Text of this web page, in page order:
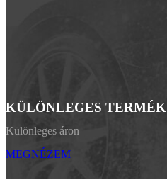
KÜLÖNLEGES TERMÉK
Különleges áron
MEGNÉZEM